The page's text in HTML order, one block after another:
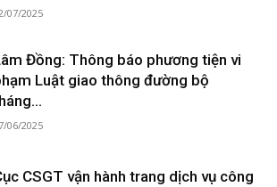
07/2025
Đồng: Thông báo phương tiện vi
Luật giao thông đường bộ
06/2025
CSGT vận hành trang dịch vụ công